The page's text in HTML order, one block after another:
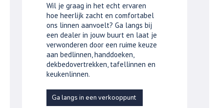
Wil je graag in het echt ervaren
hoe heerlijk zacht en comfortabel
ons linnen aanvoelt? Ga langs bij
een dealer in jouw buurt en laat je
verwonderen door een ruime keuze
aan bedlinnen, handdoeken,
dekbedovertrekken, tafellinnen en
keukenlinnen.
Ga langs in een verkooppunt